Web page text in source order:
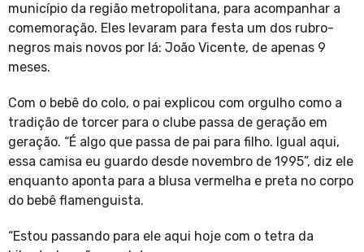
município da região metropolitana, para acompanhar a
comemoração. Eles levaram para festa um dos rubro-
negros mais novos por lá: João Vicente, de apenas 9
meses.
Com o bebê do colo, o pai explicou com orgulho como a
tradição de torcer para o clube passa de geração em
geração. “É algo que passa de pai para filho. Igual aqui,
essa camisa eu guardo desde novembro de 1995”, diz ele
enquanto aponta para a blusa vermelha e preta no corpo
do bebê flamenguista.
“Estou passando para ele aqui hoje com o tetra da